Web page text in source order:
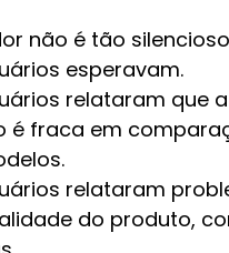
não é tão
esperavam.
relataram que a
é fraca em
relataram
do produto,